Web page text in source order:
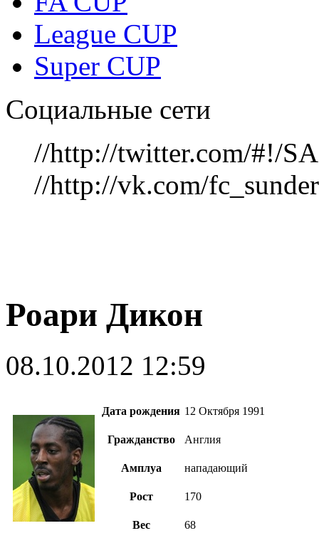
League CUP
Super CUP
Социальные сети
//http://twitter.com/#!/
//http://vk.com/
Роари Дикон
08.10.2012 12:59
Дата рождения 12 Октября 1991
Гражданство Англия
Амплуа нападающий
Рост 170
Вес 68